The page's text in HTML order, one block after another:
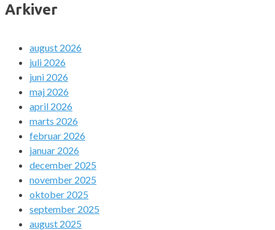
Arkiver
august 2026
juli 2026
juni 2026
maj 2026
april 2026
marts 2026
februar 2026
januar 2026
december 2025
november 2025
oktober 2025
september 2025
august 2025